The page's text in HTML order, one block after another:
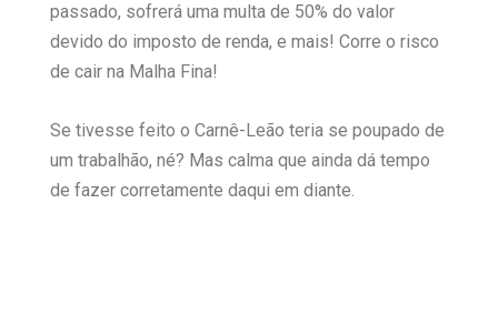
passado, sofrerá uma multa de 50% do valor
devido do imposto de renda, e mais! Corre o risco
de cair na Malha Fina!
Se tivesse feito o Carnê-Leão teria se poupado de
um trabalhão, né? Mas calma que ainda dá tempo
de fazer corretamente daqui em diante.